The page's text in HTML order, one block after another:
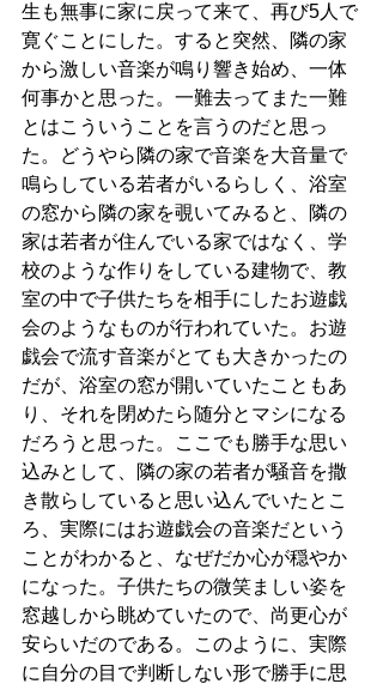
生も無事に家に戻って来て、再び5人で
寛ぐことにした。すると突然、隣の家
から激しい音楽が鳴り響き始め、一体
何事かと思った。一難去ってまた一難
とはこういうことを言うのだと思っ
た。どうやら隣の家で音楽を大音量で
鳴らしている若者がいるらしく、浴室
の窓から隣の家を覗いてみると、隣の
家は若者が住んでいる家ではなく、学
校のような作りをしている建物で、教
室の中で子供たちを相手にしたお遊戯
会のようなものが行われていた。お遊
戯会で流す音楽がとても大きかったの
だが、浴室の窓が開いていたこともあ
り、それを閉めたら随分とマシになる
だろうと思った。ここでも勝手な思い
込みとして、隣の家の若者が騒音を撒
き散らしていると思い込んでいたとこ
ろ、実際にはお遊戯会の音楽だという
ことがわかると、なぜだか心が穏やか
になった。子供たちの微笑ましい姿を
窓越しから眺めていたので、尚更心が
安らいだのである。このように、実際
に自分の目で判断しない形で勝手に思